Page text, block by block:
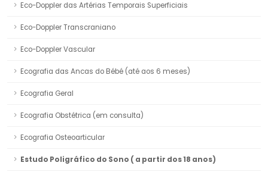
Eco-Doppler das Artérias Temporais Superficiais
Eco-Doppler Transcraniano
Eco-Doppler Vascular
Ecografia das Ancas do Bébé (até aos 6 meses)
Ecografia Geral
Ecografia Obstétrica (em consulta)
Ecografia Osteoarticular
Estudo Poligráfico do Sono ( a partir dos 18 anos)